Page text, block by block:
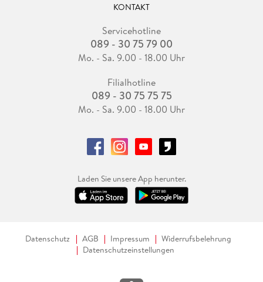
KONTAKT
Servicehotline
089 - 30 75 79 00
Mo. - Sa. 9.00 - 18.00 Uhr
Filialhotline
089 - 30 75 75 75
Mo. - Sa. 9.00 - 18.00 Uhr
Laden Sie unsere App herunter.
Datenschutz AGB Impressum
Widerrufsbelehrung
Datenschutzeinstellungen